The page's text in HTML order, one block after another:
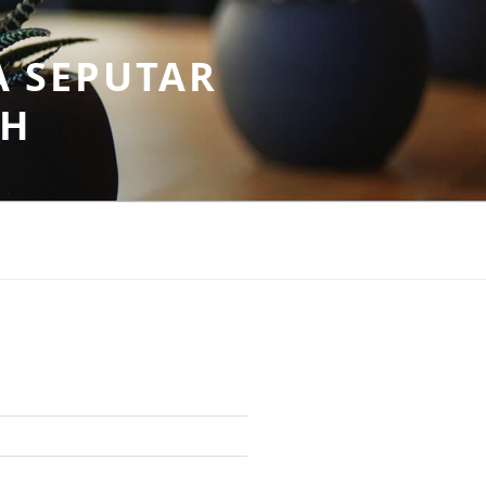
SEPUTAR